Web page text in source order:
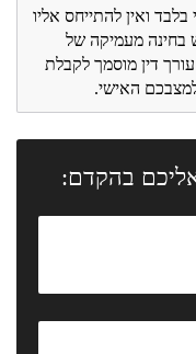
ואין להתייחס אליו
בחינה מעמיקה של
דין מוסמך לקבלת
האישי.
בהקדם: